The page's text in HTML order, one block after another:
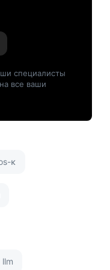
специалисты
все ваши
κ
llm